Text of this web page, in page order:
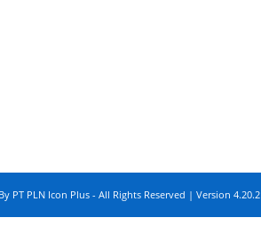
PT PLN Icon Plus - All Rights Reserved | Version 4.20.2